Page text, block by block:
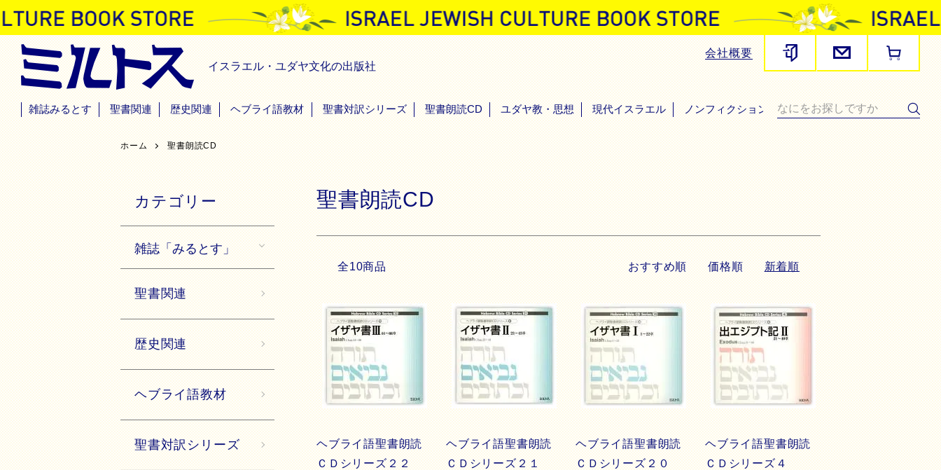
イスラエル・ユダヤ文化の出版社
会社概要
雑誌みるとす 聖書関連 歴史関連 ヘブライ語教材 聖書対訳シリーズ 聖書朗読CD ユダヤ教・思想 現代イスラエル ノンフィクション・その他
ホーム 聖書朗読CD
聖書朗読CD
全10商品 おすすめ順 価格順 新着順
ヘブライ語聖書朗読
ＣＤシリーズ２２
ヘブライ語聖書朗読
ＣＤシリーズ２１
ヘブライ語聖書朗読
ＣＤシリーズ２０
ヘブライ語聖書朗読
ＣＤシリーズ４
カテゴリー
雑誌「みるとす」
聖書関連
歴史関連
ヘブライ語教材
聖書対訳シリーズ